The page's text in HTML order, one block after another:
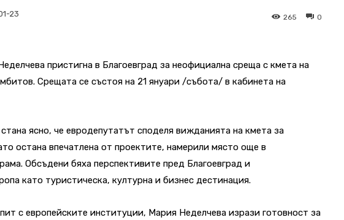
23 0
265
пристигна в Благоевград за неофициална среща с кмета на
Срещата се състоя на 21 януари /събота/ в кабинета на
ясно, че евродепутатът споделя вижданията на кмета за
остана впечатлена от проектите, намерили място още в
Обсъдени бяха перспективите пред Благоевград и
като туристическа, културна и бизнес дестинация.
с европейските институции, Мария Неделчева изрази готовност за